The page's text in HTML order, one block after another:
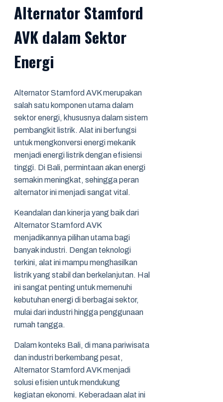
Alternator Stamford
AVK dalam Sektor
Energi
Alternator Stamford AVK merupakan
salah satu komponen utama dalam
sektor energi, khususnya dalam sistem
pembangkit listrik. Alat ini berfungsi
untuk mengkonversi energi mekanik
menjadi energi listrik dengan efisiensi
tinggi. Di Bali, permintaan akan energi
semakin meningkat, sehingga peran
alternator ini menjadi sangat vital.
Keandalan dan kinerja yang baik dari
Alternator Stamford AVK
menjadikannya pilihan utama bagi
banyak industri. Dengan teknologi
terkini, alat ini mampu menghasilkan
listrik yang stabil dan berkelanjutan. Hal
ini sangat penting untuk memenuhi
kebutuhan energi di berbagai sektor,
mulai dari industri hingga penggunaan
rumah tangga.
Dalam konteks Bali, di mana pariwisata
dan industri berkembang pesat,
Alternator Stamford AVK menjadi
solusi efisien untuk mendukung
kegiatan ekonomi. Keberadaan alat ini